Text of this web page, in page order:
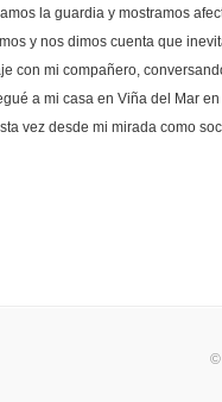
la guardia y mostramos
y nos dimos cuenta que
con mi compañero,
a mi casa en Viña del Mar
vez desde mi mirada como
©